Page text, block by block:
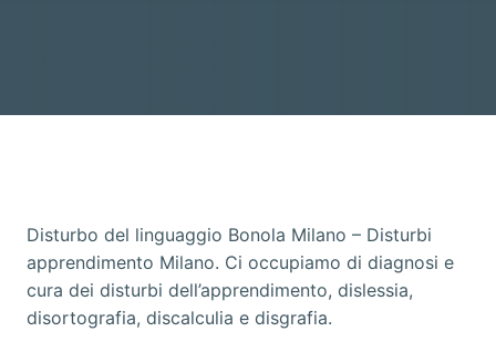
Disturbo del linguaggio Bonola Milano – Disturbi
apprendimento Milano. Ci occupiamo di diagnosi e
cura dei disturbi dell’apprendimento, dislessia,
disortografia, discalculia e disgrafia.